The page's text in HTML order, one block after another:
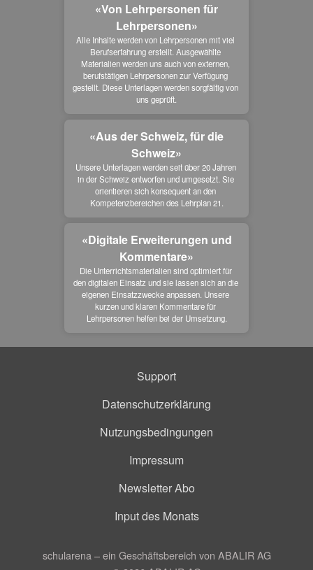
«Von Lehrpersonen für
Lehrpersonen»
Alle Inhalte werden von Lehrpersonen mit viel
Berufserfahrung erstellt. Ausgewählte
Materialien werden uns auch von externen,
berufstätigen Lehrpersonen zur Verfügung
gestellt. Diese Unterlagen werden sorgfältig von
uns geprüft.
«Aus der Schweiz, für die
Schweiz»
Unsere Unterlagen werden seit über 20 Jahren
in der Schweiz entworfen und umgesetzt. Sie
orientieren sich konsequent an den
Kompetenzbereichen des Lehrplan 21.
«Digitale Erweiterungen und
Kommentare»
Die Unterrichtsmaterialien sind optimiert für
den digitalen Einsatz und sie lassen sich an die
eigenen Einsatzzwecke anpassen. Unsere
kurzen und klaren Kommentare für
Lehrpersonen helfen bei der Umsetzung.
Support
Datenschutzerklärung
Nutzungsbedingungen
Impressum
Newsletter Abo
Input des Monats
schularena – ein Geschäftsbereich von ABALIR AG